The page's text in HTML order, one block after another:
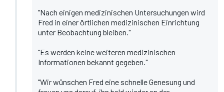
"Nach einigen medizinischen Untersuchungen wird
Fred in einer örtlichen medizinischen Einrichtung
unter Beobachtung bleiben."
"Es werden keine weiteren medizinischen
Informationen bekannt gegeben."
"Wir wünschen Fred eine schnelle Genesung und